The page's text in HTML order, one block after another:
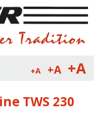
+A +A +A
TWS 230